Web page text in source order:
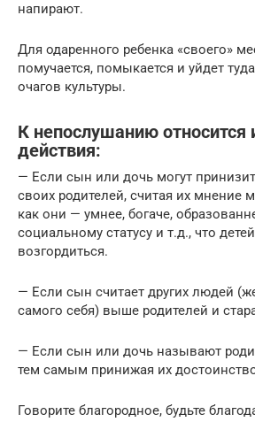
напирают.
Для одаренного ребенка «своего»
помучается, помыкается и уйдет
очагов культуры.
К непослушанию относится
действия:
— Если сын или дочь могут
своих родителей, считая их мнение
как они — умнее, богаче,
социальному статусу и т.д., что
возгордиться.
— Если сын считает других людей
самого себя) выше родителей и
— Если сын или дочь называют
тем самым принижая их
Говорите благородное, будьте